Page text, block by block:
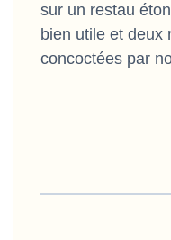
sur un restau
bien utile et deux
concoctées par